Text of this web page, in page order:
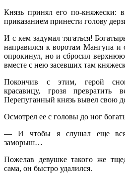
Князь принял его по-княжески:
приказанием принести голову
И с кем задумал тягаться!
направился к воротам Мангупа
опрокинул, но и сбросил верхнюю
вместе с нею засевших там
Покончив с этим, герой
красавицу, грозя превратить
Перепуганный князь вывел свою
Осмотрел ее с головы до ног
— И чтобы я слушал еще
заморыш…
Пожелав девушке такого же
сама, он быстро удалился.